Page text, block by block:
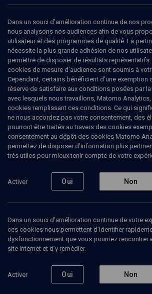
Ajouter Partager J’aime
Abonnez-vous à notre
Société La rédaction
Dans un souci d’amélioration continue de nos
nous analysons nos audiences afin de vous
utilisateur et des programmes de qualité. La
nécessite la plus grande adhésion de nos
permettre de disposer de résultats représentatifs.
cookies de mesure d’audience sont soumis à
Cependant, certains bénéficient d’une
réserve de satisfaire aux conditions posées par la
avec lesquels nous travaillons, Matomo
cookies remplissant ces conditions. Ce qui
ne nous accordez pas votre consentement, des
pourront être traités au travers des cookies
consentement au dépôt des cookies Matomo
permettez de disposer d’information plus
très utiles pour mieux tenir compte de votre
Activer Oui Non
Dans un souci d’amélioration continue de votre
ces cookies nous permettent d’identifier
dysfonctionnement que vous pourriez rencontrer
site internet et d’y remédier.
Activer Oui Non